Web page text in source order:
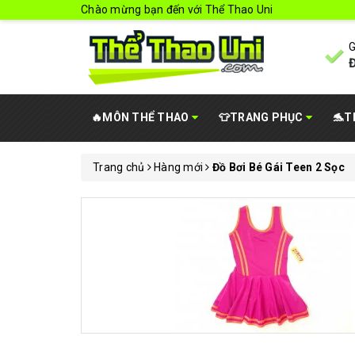
Chào mừng bạn đến với Thể Thao Uni
🔥MÔN THỂ THAO 👕TRANG PHỤC
Trang chủ Hàng mới Đồ Bơi Bé Gái Teen 2 Sọc